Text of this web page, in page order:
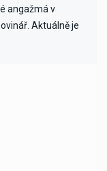
angažmá v
Aktuálně je